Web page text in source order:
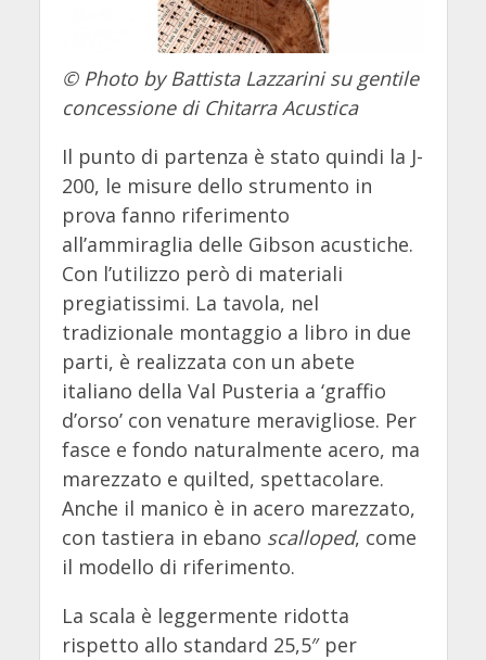
© Photo by Battista Lazzarini su gentile
concessione di Chitarra Acustica
Il punto di partenza è stato quindi la J-
200, le misure dello strumento in
prova fanno riferimento
all’ammiraglia delle Gibson acustiche.
Con l’utilizzo però di materiali
pregiatissimi. La tavola, nel
tradizionale montaggio a libro in due
parti, è realizzata con un abete
italiano della Val Pusteria a ‘graffio
d’orso’ con venature meravigliose. Per
fasce e fondo naturalmente acero, ma
marezzato e quilted, spettacolare.
Anche il manico è in acero marezzato,
con tastiera in ebano scalloped, come
il modello di riferimento.
La scala è leggermente ridotta
rispetto allo standard 25,5″ per